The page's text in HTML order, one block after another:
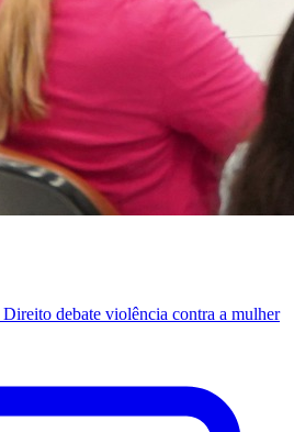
debate violência contra a mulher